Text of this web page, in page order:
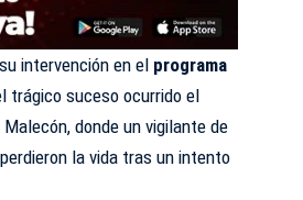
intervención en el programa
trágico suceso ocurrido el
donde un vigilante de
la vida tras un intento